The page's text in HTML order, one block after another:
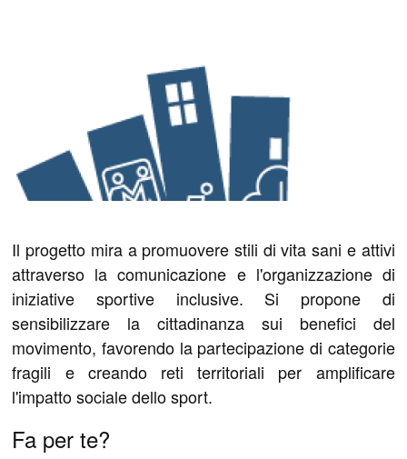
Il progetto mira a promuovere stili di vita sani e attivi
attraverso la comunicazione e l'organizzazione di
iniziative sportive inclusive. Si propone di
sensibilizzare la cittadinanza sui benefici del
movimento, favorendo la partecipazione di categorie
fragili e creando reti territoriali per amplificare
l'impatto sociale dello sport.
Fa per te?